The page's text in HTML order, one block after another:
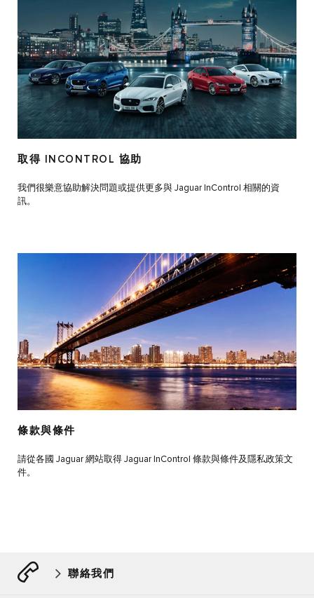
取得 INCONTROL 協助
我們很樂意協助解決問題或提供更多與 Jaguar InControl 相關的資
訊。
條款與條件
請從各國 Jaguar 網站取得 Jaguar InControl 條款與條件及隱私政策文
件。
聯絡我們